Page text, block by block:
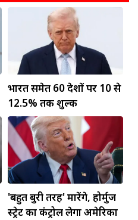
भारत समेत 60 देशों पर 10 से
12.5% तक शुल्क
'बहुत बुरी तरह' मारेंगे, होर्मुज
स्ट्रेट का कंट्रोल लेगा अमेरिका